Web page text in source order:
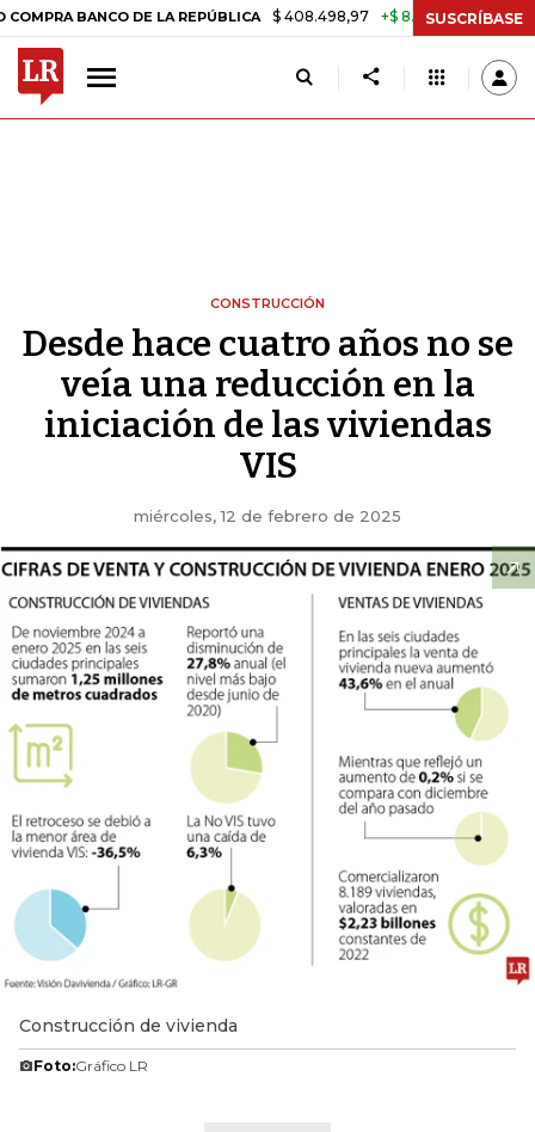
BANCO DE LA REPÚBLICA $ 408.498,97 +$ 8.753,81 +2,19% TASA
SUSCRÍBASE
CONSTRUCCIÓN
Desde hace cuatro años no se
veía una reducción en la
iniciación de las viviendas
VIS
miércoles, 12 de febrero de 2025
Construcción de vivienda
Foto:Gráfico LR